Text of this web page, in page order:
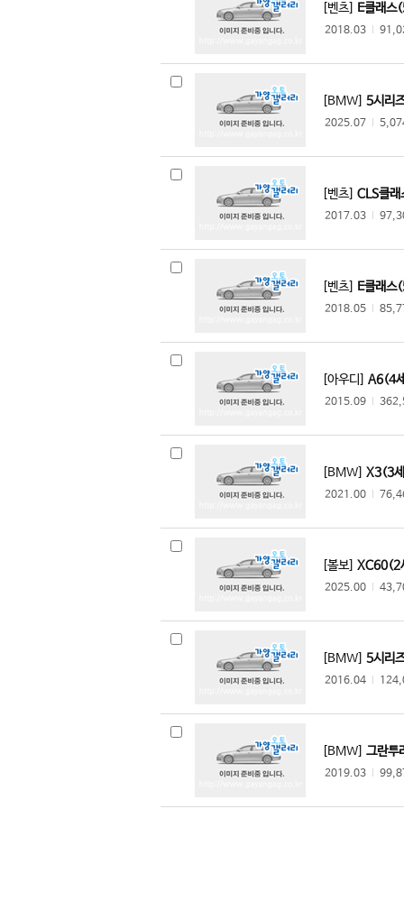
만버스
이베코
타버트
비스너
위네바고
콜맨
스타크래프트
에어스트림
BYD(비야디)
[벤츠] E클래
2018.03 l
[BMW] 5시리
2025.07 l
[벤츠] CLS클
2017.03 l
[벤츠] E클래
2018.05 l
[아우디] A6(4
2015.09 l
[BMW] X3(3
2021.00 l
[볼보] XC60(2
2025.00 l
[BMW] 5시리
2016.04 l
[BMW] 그란투
2019.03 l